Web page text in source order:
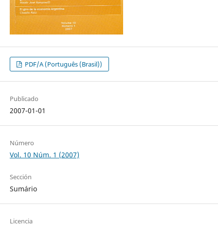
PDF/A (Português (Brasil))
Publicado
2007-01-01
Número
Vol. 10 Núm. 1 (2007)
Sección
Sumário
Licencia